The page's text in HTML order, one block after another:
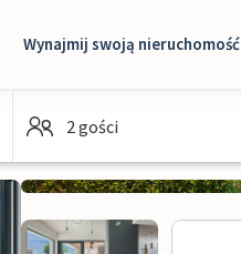
Wynajmij swoją nieruchomość
2 gości